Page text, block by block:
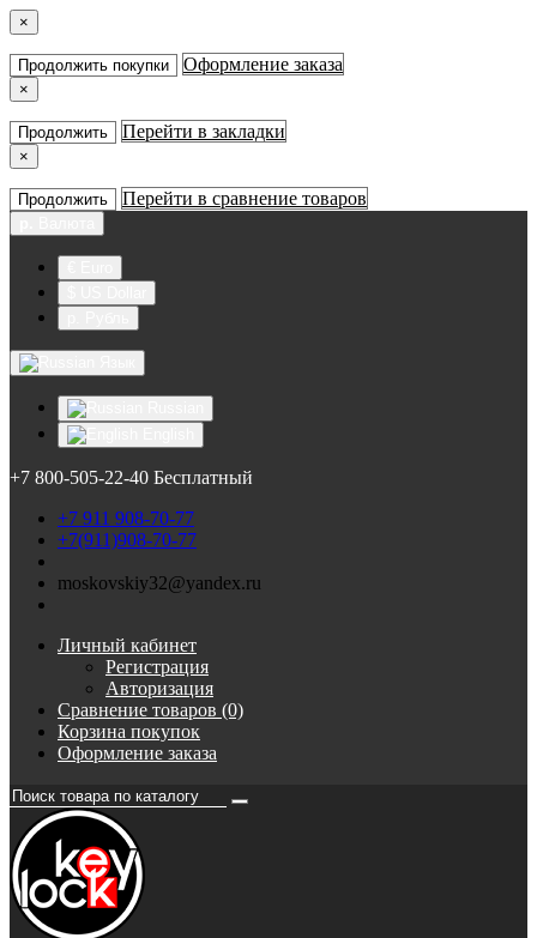
×
Продолжить покупки Оформление заказа
×
Продолжить Перейти в закладки
×
Продолжить Перейти в сравнение товаров
+7 800-505-22-40 Бесплатный
+7 911 908-70-77
+7(911)908-70-77
moskovskiy32@yandex.ru
Личный кабинет
Регистрация
Авторизация
Сравнение товаров (0)
Корзина покупок
Оформление заказа